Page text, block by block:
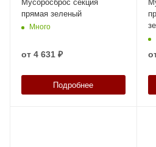
Мусоросброс секция
прямая зеленый
Много
от 4 631 ₽
Подробнее